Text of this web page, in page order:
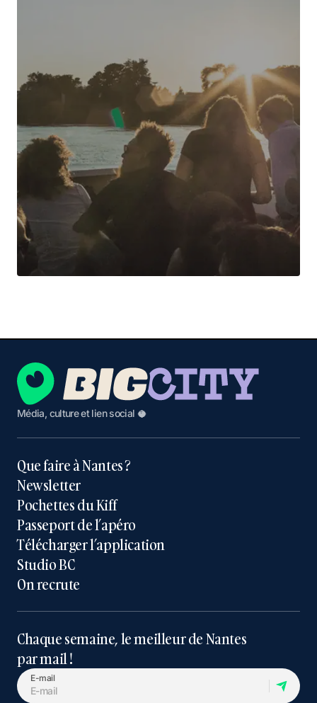
Média, culture et lien social 🥥
Que faire à Nantes ?
Newsletter
Pochettes du Kiff
Passeport de l’apéro
Télécharger l’application
Studio BC
On recrute
Chaque semaine, le meilleur de Nantes
par mail !
E-mail